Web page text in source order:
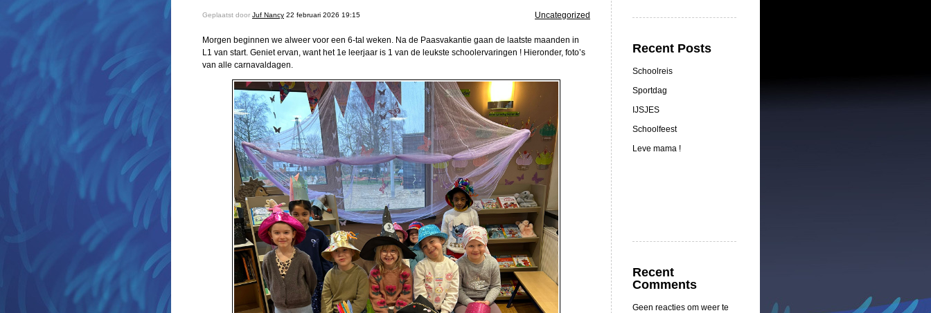
Uncategorized
Geplaatst door Juf Nancy 22 februari 2026 19:15
Morgen beginnen we alweer voor een 6-tal weken. Na de Paasvakantie gaan de laatste maanden in
L1 van start. Geniet ervan, want het 1e leerjaar is 1 van de leukste schoolervaringen ! Hieronder, foto’s
van alle carnavaldagen.
Recent Posts
Schoolreis
Sportdag
IJSJES
Schoolfeest
Leve mama !
Recent
Comments
Geen reacties om weer te